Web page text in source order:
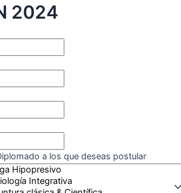
2024
a los que deseas postular